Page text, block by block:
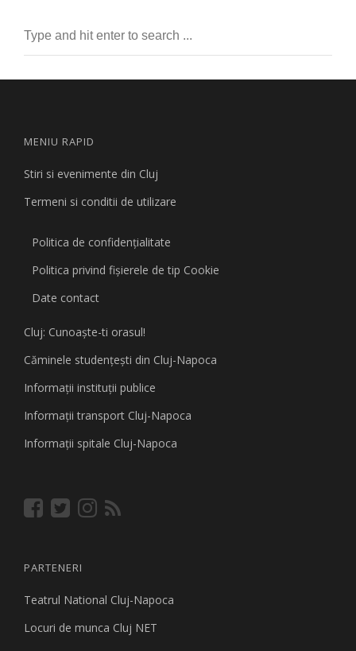
MENIU RAPID
Stiri si evenimente din Cluj
Termeni si conditii de utilizare
Politica de confidențialitate
Politica privind fişierele de tip Cookie
Date contact
Cluj: Cunoaşte-ti orasul!
Căminele studenţeşti din Cluj-Napoca
Informaţii instituţii publice
Informaţii transport Cluj-Napoca
Informaţii spitale Cluj-Napoca
PARTENERI
Teatrul National Cluj-Napoca
Locuri de munca Cluj NET